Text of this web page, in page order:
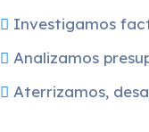
Investigamos
Analizamos
Aterrizamos,